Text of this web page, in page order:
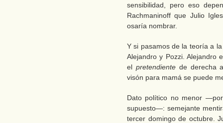
sensibilidad, pero eso
Rachmaninoff que Julio
osaría nombrar.
Y si pasamos de la teoría a
Alejandro y Pozzi. Alejandro
el pretendientede derecha
visón para mamá se puede
Dato político no menor
supuesto—: semejante
tercer domingo de octubre.